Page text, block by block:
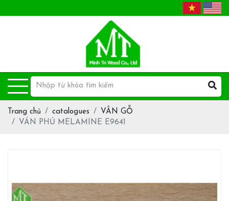
Trang chủ catalogues
VÂN GỖ
VÁN PHỦ MELAMINE E9641